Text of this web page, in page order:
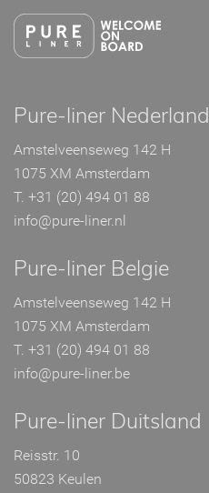
direct
naar
inhoudPure-liner Nederland
Amstelveenseweg 142 H
1075 XM Amsterdam
T. +31 (20) 494 01 88
info@pure-liner.nl
Pure-liner Belgie
Amstelveenseweg 142 H
1075 XM Amsterdam
T. +31 (20) 494 01 88
info@pure-liner.be
Pure-liner Duitsland
Reisstr. 10
50823 Keulen